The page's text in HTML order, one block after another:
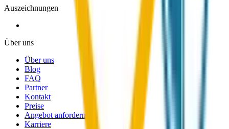
Auszeichnungen
Über uns
Über uns
Blog
FAQ
Partner
Kontakt
Preise
Angebot anfordern
Karriere